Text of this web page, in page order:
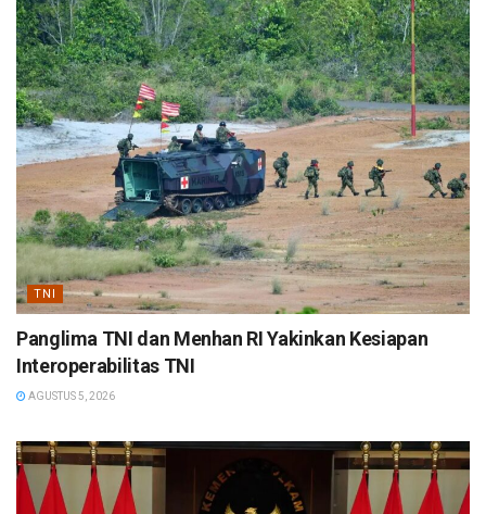
TNI
Panglima TNI dan Menhan RI Yakinkan Kesiapan
Interoperabilitas TNI
AGUSTUS 5, 2026